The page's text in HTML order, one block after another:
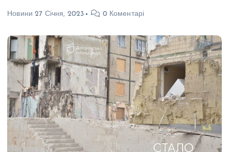
Новини 27 Січня, 2023 0 Коментарі